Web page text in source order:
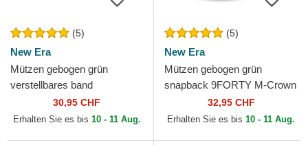
(5)
New Era
Mützen gebogen grün
verstellbares band
9TWENTY Core Classic der
Oakland Athletics MLB von
30,95 CHF
Erhalten Sie es bis 10 - 11 Aug.
(5)
New Era
Mützen gebogen grün
snapback 9FORTY M-Crown
Player Replica der Oakland
Athletics MLB von New Era
32,95 CHF
Erhalten Sie es bis 10 - 11 Aug.